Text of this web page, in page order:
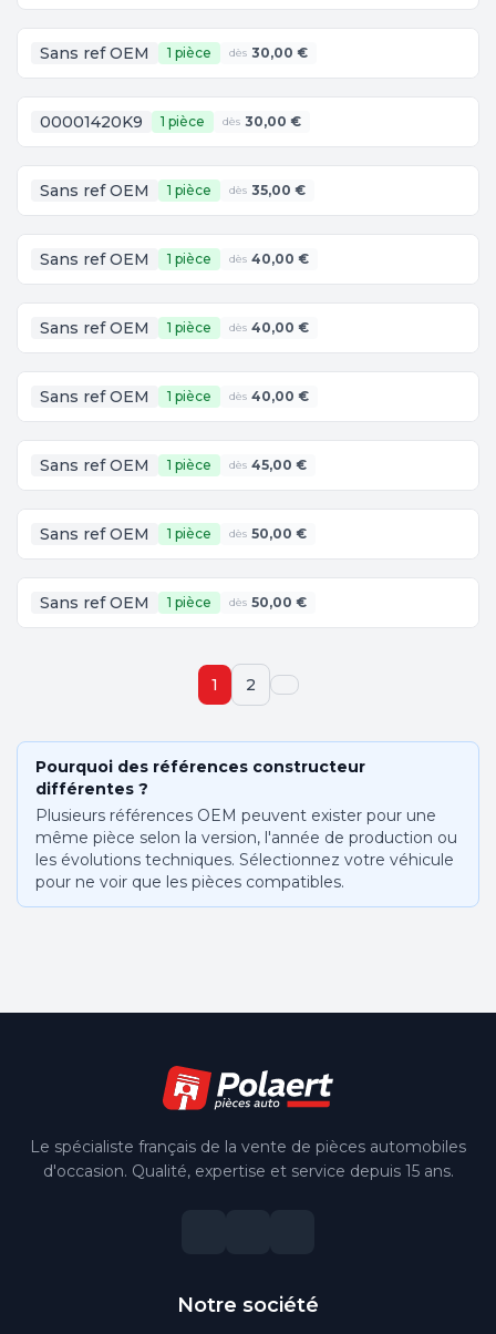
Sans ref OEM 1 pièce dès 30,00 €
00001420K9 1 pièce dès 30,00 €
Sans ref OEM 1 pièce dès 35,00 €
Sans ref OEM 1 pièce dès 40,00 €
Sans ref OEM 1 pièce dès 40,00 €
Sans ref OEM 1 pièce dès 40,00 €
Sans ref OEM 1 pièce dès 45,00 €
Sans ref OEM 1 pièce dès 50,00 €
Sans ref OEM 1 pièce dès 50,00 €
1 2
Pourquoi des références constructeur
différentes ?
Plusieurs références OEM peuvent exister pour une
même pièce selon la version, l'année de production ou
les évolutions techniques. Sélectionnez votre véhicule
pour ne voir que les pièces compatibles.
Le spécialiste français de la vente de pièces automobiles
d'occasion. Qualité, expertise et service depuis 15 ans.
Notre société